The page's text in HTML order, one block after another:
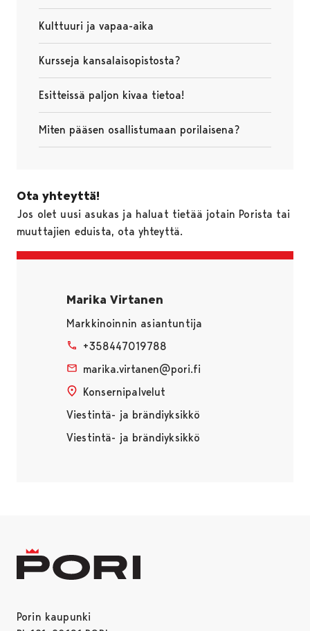
Kulttuuri ja vapaa-aika
Kursseja kansalaisopistosta?
Esitteissä paljon kivaa tietoa!
Miten pääsen osallistumaan porilaisena?
Ota yhteyttä!
Jos olet uusi asukas ja haluat tietää jotain Porista tai
muuttajien eduista, ota yhteyttä.
Marika Virtanen
Markkinoinnin asiantuntija
+358447019788
marika.virtanen@pori.fi
Konsernipalvelut
Viestintä- ja brändiyksikkö
Viestintä- ja brändiyksikkö
Porin kaupunki